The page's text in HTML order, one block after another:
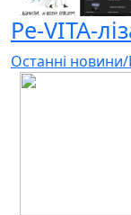
Ре-VITA-
Останні новини/